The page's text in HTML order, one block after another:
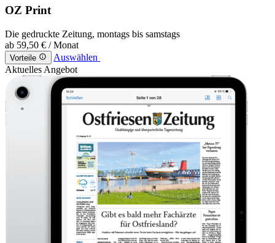
OZ Print
Die gedruckte Zeitung, montags bis samstags
ab 59,50 € / Monat
Vorteile
Auswählen
Aktuelles Angebot